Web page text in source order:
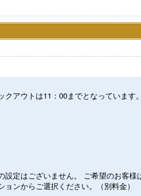
クアウトは11：00までとなっています。
設定はございません。 ご希望のお客様
ョンからご選択ください。（別料金）